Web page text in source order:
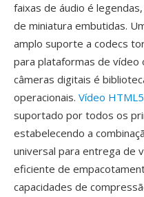
faixas de áudio é
de miniatura embutidas.
amplo suporte a codecs
para plataformas de vídeo
câmeras digitais é
operacionais. Vídeo HTML5
suportado por todos os
estabelecendo a
universal para entrega de
eficiente de
capacidades de